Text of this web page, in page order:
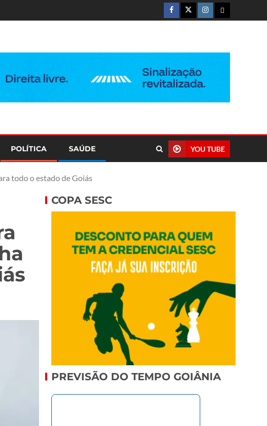
POLÍTICA SAÚDE YOU TUBE
todo o estado de Goiás
COPA SESC
PREVISÃO DO TEMPO GOIÂNIA